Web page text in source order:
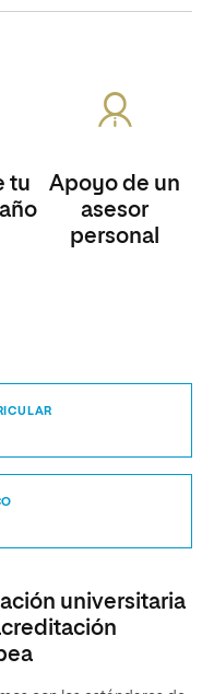
tu
Apoyo de un
asesor
personal
universitaria